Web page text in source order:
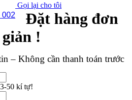
002
Gọi lại cho tôi
Đặt hàng đơn
giản !
– Không cần thanh toán trước
50 kí tự!